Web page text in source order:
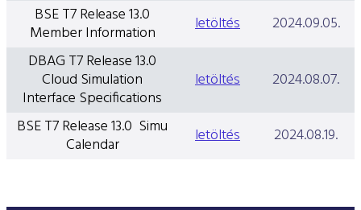
BSE T7 Release 13.0
Member Information letöltés
2024.09.05.
DBAG T7 Release 13.0
Cloud Simulation
Interface Specifications
letöltés
2024.08.07.
BSE T7 Release 13.0 Simu
Calendar letöltés 2024.08.19.